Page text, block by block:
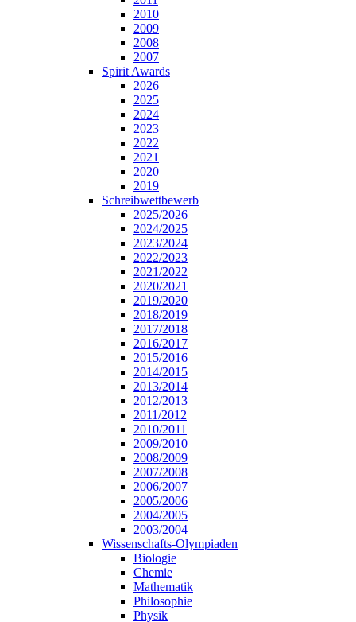
2010
2009
2008
2007
Spirit Awards
2026
2025
2024
2023
2022
2021
2020
2019
Schreibwettbewerb
2025/2026
2024/2025
2023/2024
2022/2023
2021/2022
2020/2021
2019/2020
2018/2019
2017/2018
2016/2017
2015/2016
2014/2015
2013/2014
2012/2013
2011/2012
2010/2011
2009/2010
2008/2009
2007/2008
2006/2007
2005/2006
2004/2005
2003/2004
Wissenschafts-Olympiaden
Biologie
Chemie
Mathematik
Philosophie
Physik